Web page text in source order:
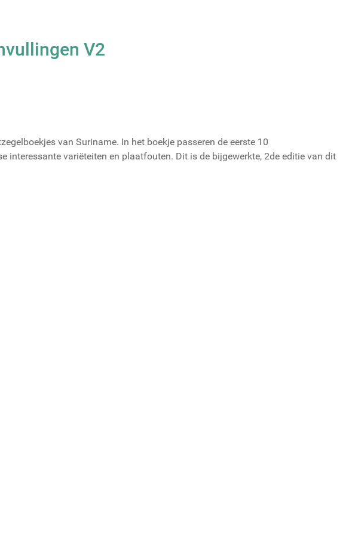
V2
van Suriname. In het boekje passeren de eerste 10
interessante variëteiten en plaatfouten. Dit is de bijgewerkte, 2de editie van dit